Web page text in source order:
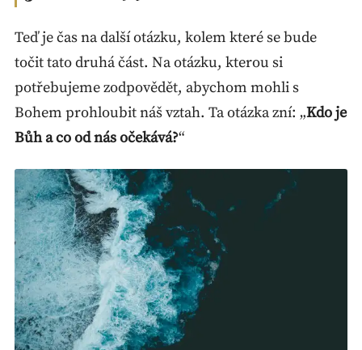
Teď je čas na další otázku, kolem které se bude
točit tato druhá část. Na otázku, kterou si
potřebujeme zodpovědět, abychom mohli s
Bohem prohloubit náš vztah. Ta otázka zní: „Kdo je
Bůh a co od nás očekává?“